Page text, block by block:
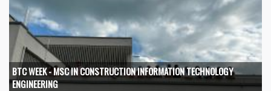
BTC WEEK - MSC IN CONSTRUCTION INFORMATION TECHNOLOGY
ENGINEERING